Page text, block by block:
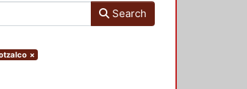
Search
×